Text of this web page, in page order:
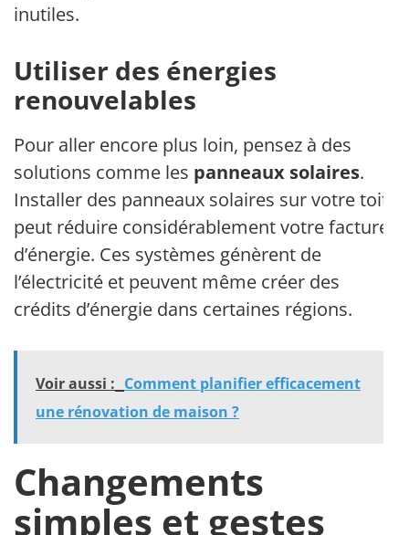
inutiles.
Utiliser des énergies
renouvelables
Pour aller encore plus loin, pensez à des
solutions comme les panneaux solaires.
Installer des panneaux solaires sur votre toit
peut réduire considérablement votre facture
d’énergie. Ces systèmes génèrent de
l’électricité et peuvent même créer des
crédits d’énergie dans certaines régions.
Voir aussi : Comment planifier efficacement
une rénovation de maison ?
Changements
simples et gestes